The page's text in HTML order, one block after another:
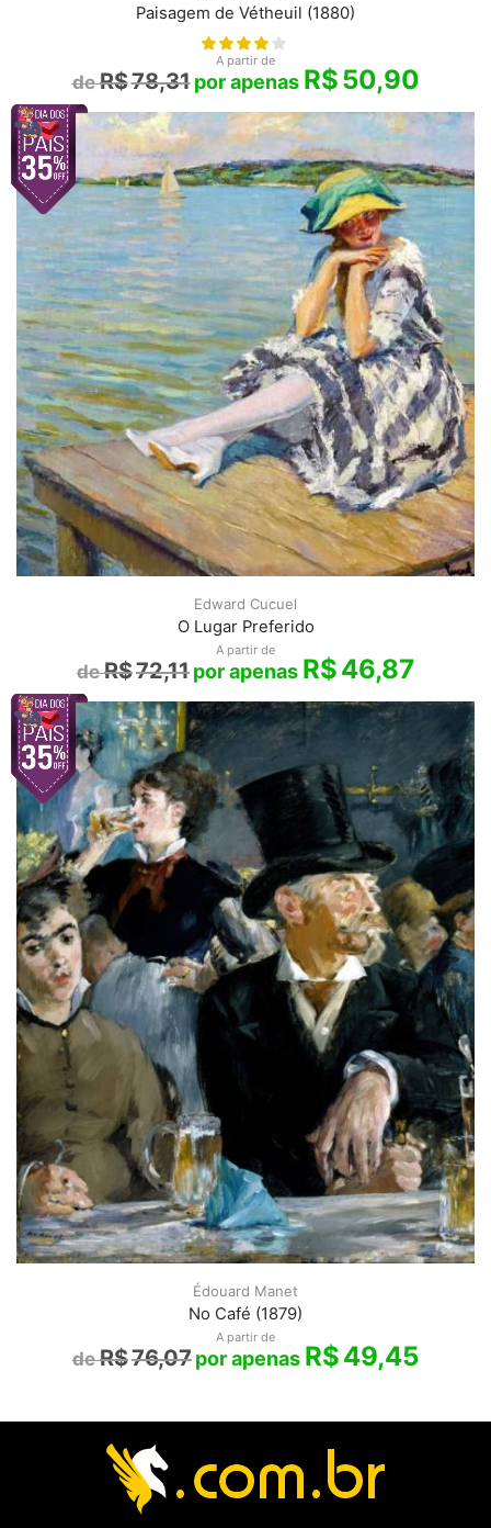
Paisagem de Vétheuil (1880)
A partir de
R$78,31 R$50,90
Edward Cucuel
O Lugar Preferido
A partir de
R$72,11 R$46,87
Édouard Manet
No Café (1879)
A partir de
R$76,07 R$49,45